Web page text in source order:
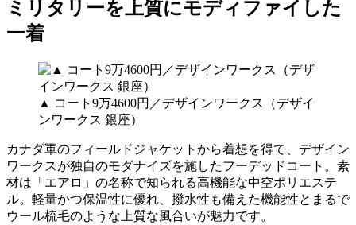
ミリタリーを上質にモディファイした
一着
▲ コート9万4600円／デザインワークス（デザイ
ンワークス 銀座）
カナダ軍のフィールドジャケットから着想を得て、デザイン
ワークスが独自のモダナイズを施したフーデッドコート。素
材は「エアロ」の名称で知られる高機能な中空ポリエステ
ル。軽量かつ保温性に優れ、撥水性も備えた機能性とまるで
ウール梳毛のような上質な風合いが魅力です。